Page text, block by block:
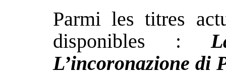
Parmi les titres
disponibles :
L’incoronazione di